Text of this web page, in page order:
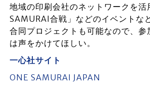
地域の印刷会社のネットワークを活
SAMURAI合戦」などのイベントな
合同プロジェクトも可能なので、参
は声をかけてほしい。
一心社サイト
ONE SAMURAI JAPAN